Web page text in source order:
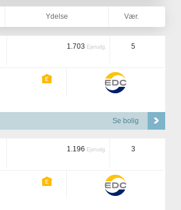
Ydelse Vær.
1.703 Ejerudg. 5
Se bolig
1.196 Ejerudg. 3